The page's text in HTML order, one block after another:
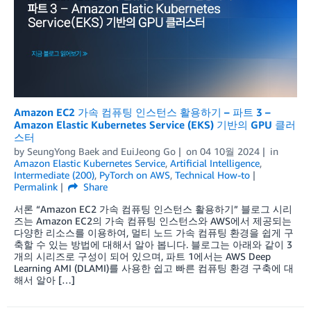
Amazon EC2 가속 컴퓨팅 인스턴스 활용하기 – 파트 3 –
Amazon Elastic Kubernetes Service (EKS) 기반의 GPU 클러
스터
by SeungYong Baek and EuiJeong Go on 04 10월 2024
in
Amazon Elastic Kubernetes Service, Artificial Intelligence,
Intermediate (200), PyTorch on AWS, Technical How-to
Permalink
Share
서론 “Amazon EC2 가속 컴퓨팅 인스턴스 활용하기” 블로그 시리
즈는 Amazon EC2의 가속 컴퓨팅 인스턴스와 AWS에서 제공되는
다양한 리소스를 이용하여, 멀티 노드 가속 컴퓨팅 환경을 쉽게 구
축할 수 있는 방법에 대해서 알아 봅니다. 블로그는 아래와 같이 3
개의 시리즈로 구성이 되어 있으며, 파트 1에서는 AWS Deep
Learning AMI (DLAMI)를 사용한 쉽고 빠른 컴퓨팅 환경 구축에 대
해서 알아 […]